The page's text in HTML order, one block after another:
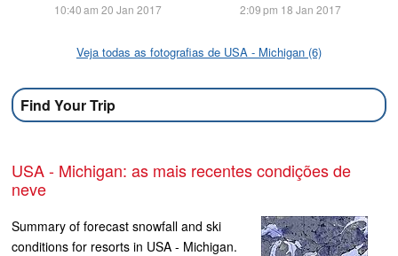
10:40 am 20 Jan 2017 2:09 pm 18 Jan 2017
Veja todas as fotografias de USA - Michigan (6)
Find Your Trip
USA - Michigan: as mais recentes condições de
neve
Summary of forecast snowfall and ski
conditions for resorts in USA - Michigan.